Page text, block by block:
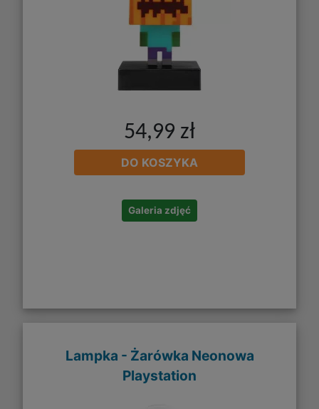
54,99 zł
DO KOSZYKA
Galeria zdjęć
Lampka - Żarówka Neonowa
Playstation